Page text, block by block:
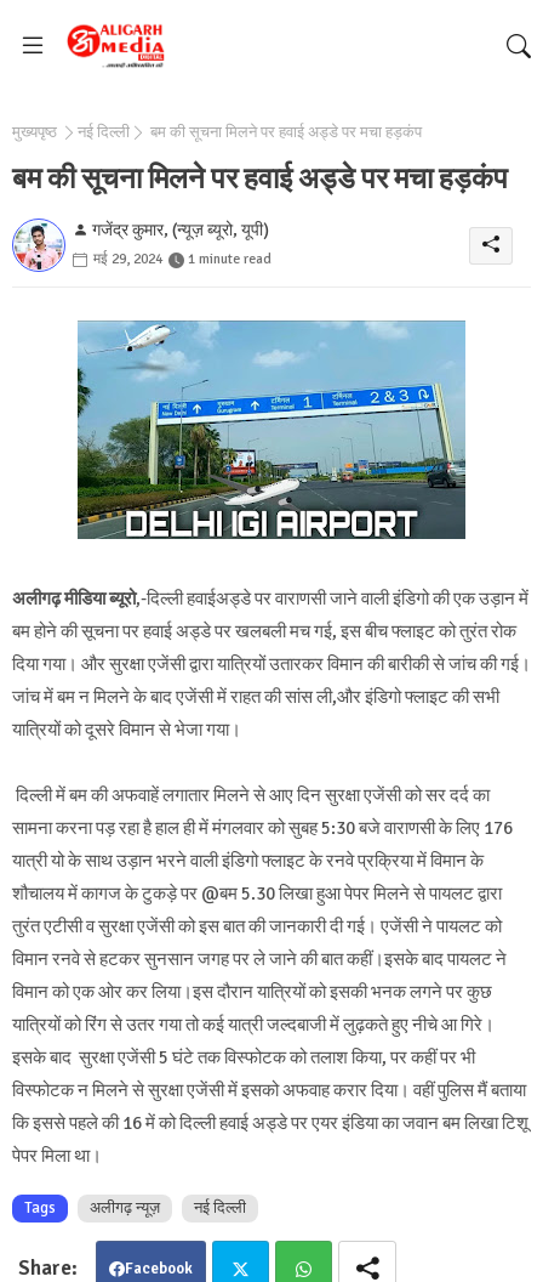
मुख्यपृष्ठ नई दिल्ली बम की सूचना मिलने पर हवाई अड्डे पर मचा हड़कंप
बम की सूचना मिलने पर हवाई अड्डे पर मचा हड़कंप
गजेंद्र कुमार, (न्यूज़ ब्यूरो, यूपी)
मई 29, 2024 1 minute read
अलीगढ़ मीडिया ब्यूरो,-दिल्ली हवाईअड्डे पर वाराणसी जाने वाली इंडिगो की एक उड़ान में
बम होने की सूचना पर हवाई अड्डे पर खलबली मच गई, इस बीच फ्लाइट को तुरंत रोक
दिया गया। और सुरक्षा एजेंसी द्वारा यात्रियों उतारकर विमान की बारीकी से जांच की गई।
जांच में बम न मिलने के बाद एजेंसी में राहत की सांस ली,और इंडिगो फ्लाइट की सभी
यात्रियों को दूसरे विमान से भेजा गया।
दिल्ली में बम की अफवाहें लगातार मिलने से आए दिन सुरक्षा एजेंसी को सर दर्द का
सामना करना पड़ रहा है हाल ही में मंगलवार को सुबह 5:30 बजे वाराणसी के लिए 176
यात्री यो के साथ उड़ान भरने वाली इंडिगो फ्लाइट के रनवे प्रक्रिया में विमान के
शौचालय में कागज के टुकड़े पर @बम 5.30 लिखा हुआ पेपर मिलने से पायलट द्वारा
तुरंत एटीसी व सुरक्षा एजेंसी को इस बात की जानकारी दी गई। एजेंसी ने पायलट को
विमान रनवे से हटकर सुनसान जगह पर ले जाने की बात कहीं।इसके बाद पायलट ने
विमान को एक ओर कर लिया।इस दौरान यात्रियों को इसकी भनक लगने पर कुछ
यात्रियों को रिंग से उतर गया तो कई यात्री जल्दबाजी में लुढ़कते हुए नीचे आ गिरे।
इसके बाद सुरक्षा एजेंसी 5 घंटे तक विस्फोटक को तलाश किया, पर कहीं पर भी
विस्फोटक न मिलने से सुरक्षा एजेंसी में इसको अफवाह करार दिया। वहीं पुलिस मैं बताया
कि इससे पहले की 16 में को दिल्ली हवाई अड्डे पर एयर इंडिया का जवान बम लिखा टिशू
पेपर मिला था।
Tags अलीगढ़ न्यूज़ नई दिल्ली
Facebook